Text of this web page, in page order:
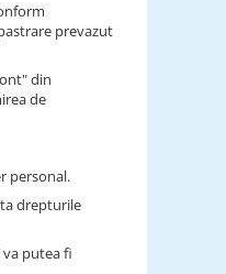
prevazut
din
de
personal.
drepturile
putea fi